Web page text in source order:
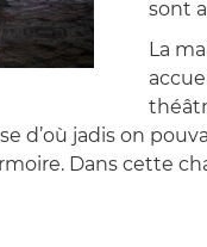
sont
La
d’où jadis on
Dans cette